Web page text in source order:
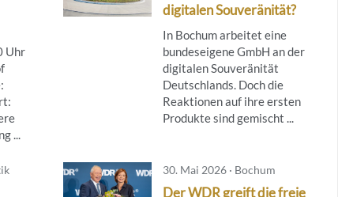
Uhr
...
digitalen Souveränität?
In Bochum arbeitet eine
bundeseigene GmbH an der
digitalen Souveränität
Deutschlands. Doch die
Reaktionen auf ihre ersten
Produkte sind gemischt ...
30. Mai 2026 · Bochum
Der WDR greift die freie